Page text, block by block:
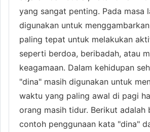
yang sangat penting. Pada masa
digunakan untuk
paling tepat untuk melakukan
seperti berdoa, beribadah, atau
keagamaan. Dalam kehidupan
"dina" masih digunakan untuk
waktu yang paling awal di pagi
orang masih tidur. Berikut adalah
contoh penggunaan kata "dina"